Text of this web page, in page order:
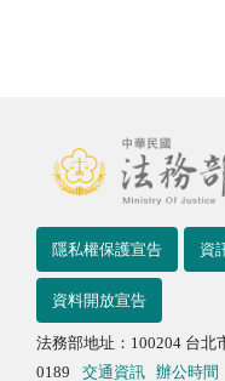
隱私權保護宣告 資
資料開放宣告
法務部地址：100204 台
0189
交通資訊 辦公時間